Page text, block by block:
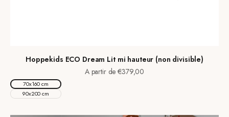
Hoppekids ECO Dream Lit mi hauteur (non divisible)
Prix de vente
A partir de €379,00
70x160 cm
90x200 cm